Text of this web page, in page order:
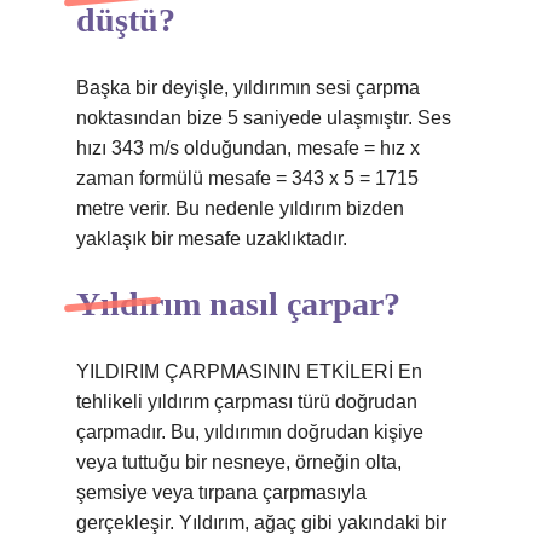
düştü?
Başka bir deyişle, yıldırımın sesi çarpma
noktasından bize 5 saniyede ulaşmıştır. Ses
hızı 343 m/s olduğundan, mesafe = hız x
zaman formülü mesafe = 343 x 5 = 1715
metre verir. Bu nedenle yıldırım bizden
yaklaşık bir mesafe uzaklıktadır.
Yıldırım nasıl çarpar?
YILDIRIM ÇARPMASININ ETKİLERİ En
tehlikeli yıldırım çarpması türü doğrudan
çarpmadır. Bu, yıldırımın doğrudan kişiye
veya tuttuğu bir nesneye, örneğin olta,
şemsiye veya tırpana çarpmasıyla
gerçekleşir. Yıldırım, ağaç gibi yakındaki bir